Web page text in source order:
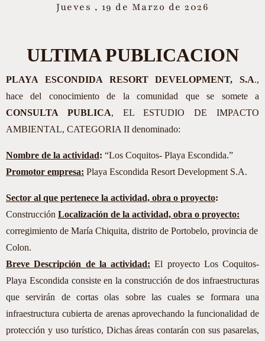
Jueves , 19 de Marzo de 2026
ULTIMA PUBLICACION
PLAYA ESCONDIDA RESORT DEVELOPMENT, S.A.,
hace del conocimiento de la comunidad que se somete a
CONSULTA PUBLICA, EL ESTUDIO DE IMPACTO
AMBIENTAL, CATEGORIA II denominado:
Nombre de la actividad: “Los Coquitos- Playa Escondida.”
Promotor empresa: Playa Escondida Resort Development S.A.
Sector al que pertenece la actividad, obra o proyecto:
Construcción Localización de la actividad, obra o proyecto:
corregimiento de María Chiquita, distrito de Portobelo, provincia de
Colon.
Breve Descripción de la actividad: El proyecto Los Coquitos-
Playa Escondida consiste en la construcción de dos infraestructuras
que servirán de cortas olas sobre las cuales se formara una
infraestructura cubierta de arenas aprovechando la funcionalidad de
protección y uso turístico, Dichas áreas contarán con sus pasarelas,